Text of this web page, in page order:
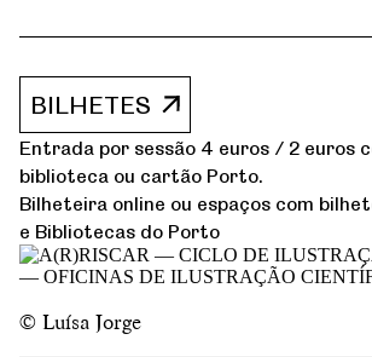
BILHETES
Entrada por sessão 4 euros / 2 euros
biblioteca ou cartão Porto.
Bilheteira online ou espaços com
e Bibliotecas do Porto
© Luísa Jorge